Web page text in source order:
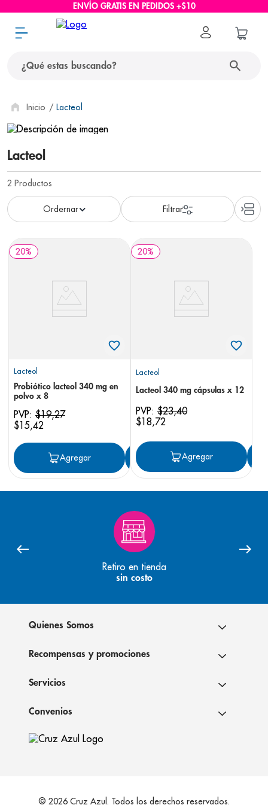
ENVÍO GRATIS EN PEDIDOS +$10
Lacteol
Lacteol
2 Productos
20%
Lacteol
Probiótico lacteol 340 mg en
polvo x 8
PVP: $19,27
$15,42
Agregar Agregar
20%
Lacteol
Lacteol 340 mg cápsulas x 12
PVP: $23,40
$18,72
Agregar
Retiro en tienda
sin costo
Quienes Somos
Recompensas y promociones
Servicios
Convenios
© 2026 Cruz Azul. Todos los derechos reservados.
términos más buscados
1. protector solar
2. pañales
3
4. cerave
6. shampoo
7.
panolini
pediasure